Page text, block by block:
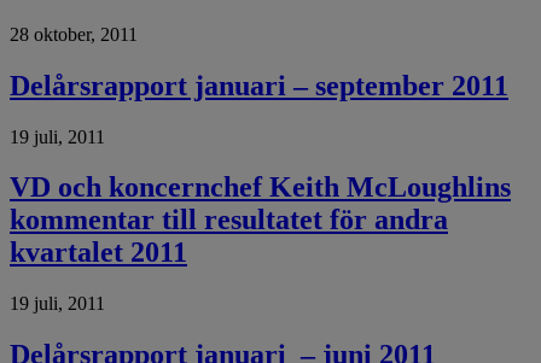
28 oktober, 2011
Delårsrapport januari – september 2011
19 juli, 2011
VD och koncernchef Keith McLoughlins
kommentar till resultatet för andra
kvartalet 2011
19 juli, 2011
Delårsrapport januari – juni 2011